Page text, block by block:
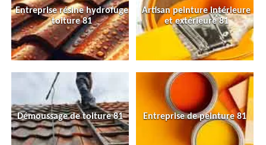
Entreprise résine hydrofuge
toiture 81
Artisan peinture intérieure
et extérieure 81
Démoussage de toiture 81 Entreprise de peinture 81